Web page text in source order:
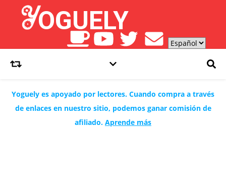
Yoguely es apoyado por lectores. Cuando compra a través
de enlaces en nuestro sitio, podemos ganar comisión de
afiliado. Aprende más